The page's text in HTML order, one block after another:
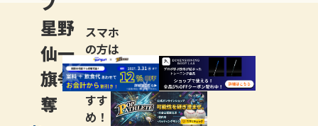
星野
仙一
旗争
奪
スマホ
の方は
LINE登
録がお
すす
め！